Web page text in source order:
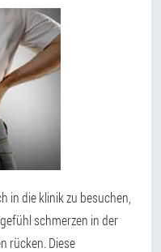
in die klinik zu besuchen,
schmerzen in der
rücken. Diese